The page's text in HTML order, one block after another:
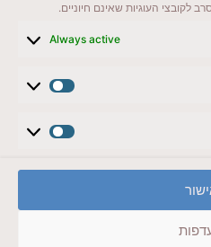
לקובצי העוגיות שאינם חיוניים.
Always active
תנאי שימוש באתר